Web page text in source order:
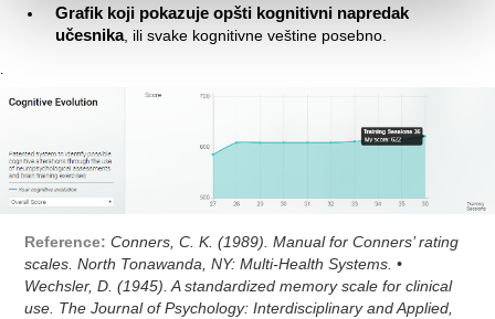
Grafik koji pokazuje opšti kognitivni napredak
učesnika, ili svake kognitivne veštine posebno.
.
Reference: Conners, C. K. (1989). Manual for Conners’ rating
scales. North Tonawanda, NY: Multi-Health Systems. •
Wechsler, D. (1945). A standardized memory scale for clinical
use. The Journal of Psychology: Interdisciplinary and Applied,